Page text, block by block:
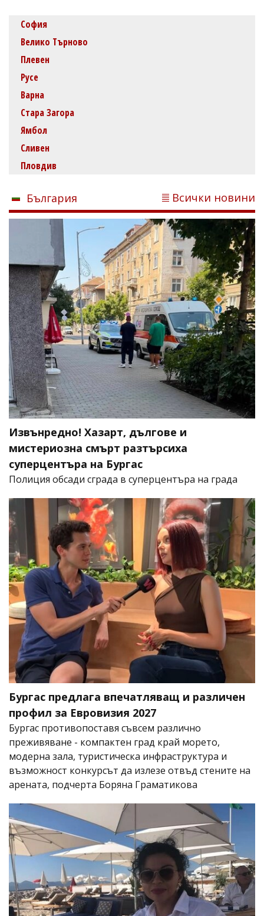
София
Велико Търново
Плевен
Русе
Варна
Стара Загора
Ямбол
Сливен
Пловдив
България Всички новини
Извънредно! Хазарт, дългове и
мистериозна смърт разтърсиха
суперцентъра на Бургас
Полиция обсади сграда в суперцентъра на града
Бургас предлага впечатляващ и различен
профил за Евровизия 2027
Бургас противопоставя съвсем различно
преживяване - компактен град край морето,
модерна зала, туристическа инфраструктура и
възможност конкурсът да излезе отвъд стените на
арената, подчерта Боряна Граматикова